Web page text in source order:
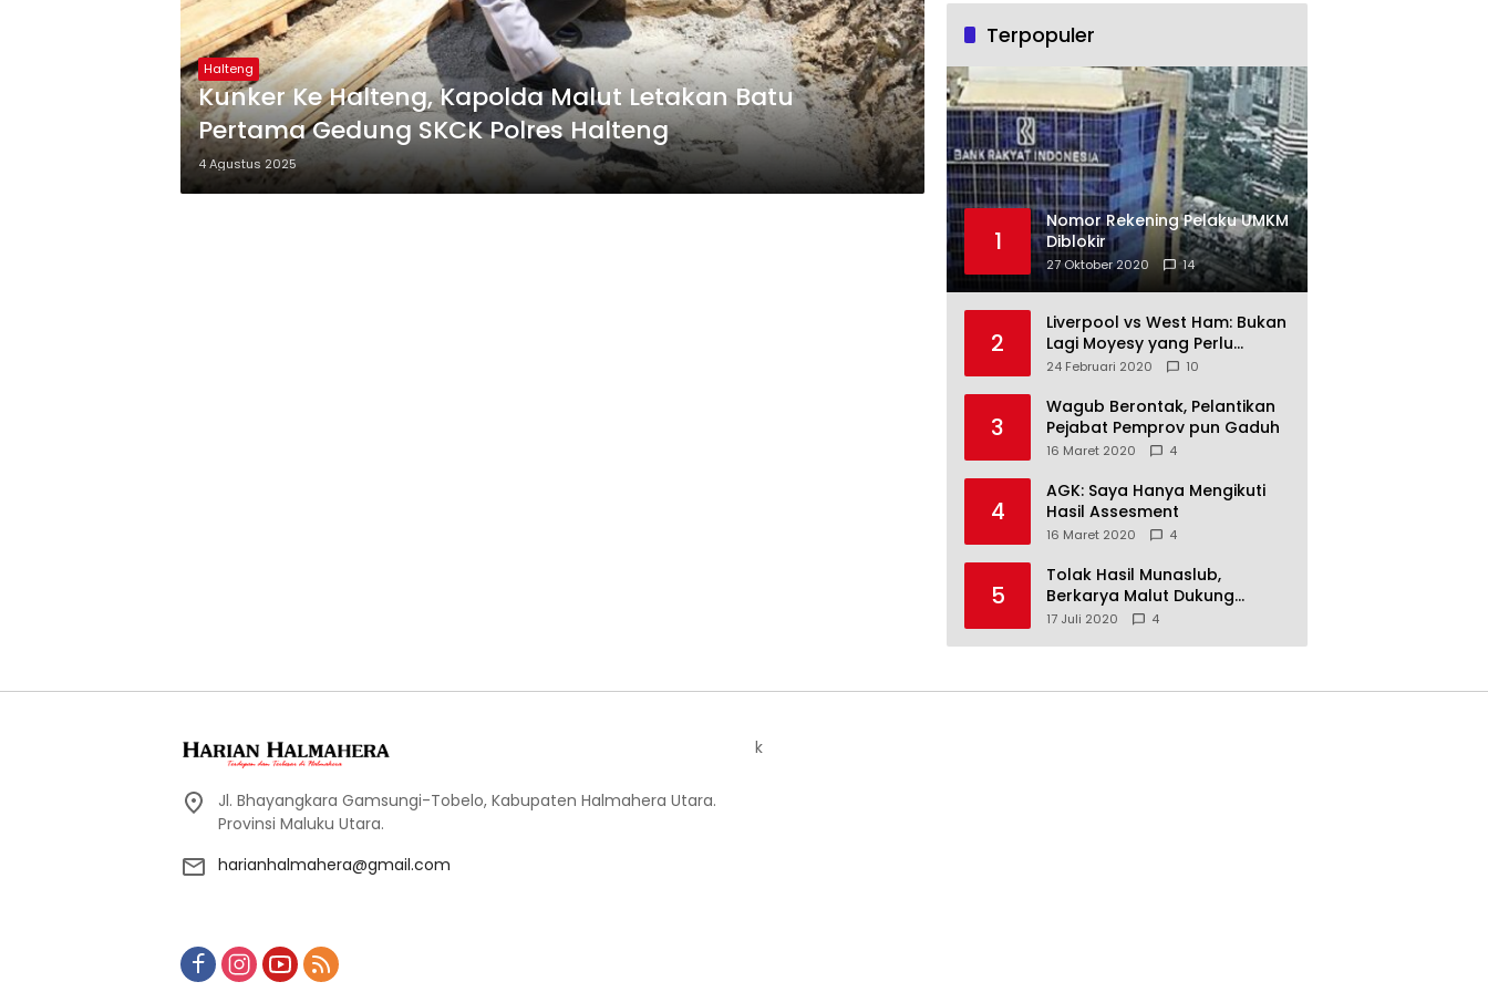
Halteng
Kunker Ke Halteng, Kapolda Malut Letakan Batu
Pertama Gedung SKCK Polres Halteng
4 Agustus 2025
Terpopuler
1
Nomor Rekening Pelaku UMKM
Diblokir
27 Oktober 2020 14
2
Liverpool vs West Ham: Bukan
Lagi Moyesy yang Perlu
Ditakuti
24 Februari 2020 10
3
Wagub Berontak, Pelantikan
Pejabat Pemprov pun Gaduh
16 Maret 2020 4
4
AGK: Saya Hanya Mengikuti
Hasil Assesment
16 Maret 2020 4
5
Tolak Hasil Munaslub,
Berkarya Malut Dukung
Tommy Soeharto
17 Juli 2020 4
Jl. Bhayangkara Gamsungi-Tobelo, Kabupaten Halmahera Utara.
Provinsi Maluku Utara.
harianhalmahera@gmail.com
k